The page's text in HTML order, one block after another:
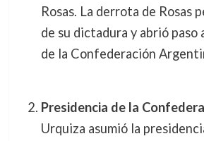
Rosas. La derrota de Rosas
de su dictadura y abrió paso
de la Confederación
Presidencia de la
Urquiza asumió la